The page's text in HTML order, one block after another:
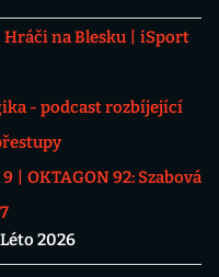
Hráči na Blesku
iSport
- podcast rozbíjející
9
OKTAGON 92: Szabová
Léto 2026